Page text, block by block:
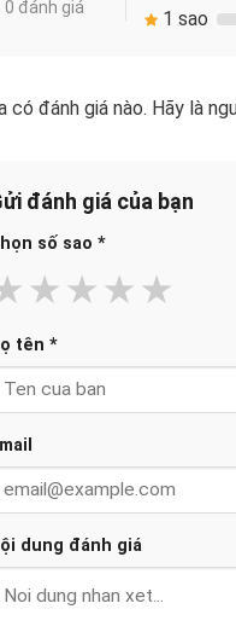
0 đánh giá
1 sao
có đánh giá nào. Hãy là
đánh giá của bạn
số sao *
★
★
★
★
tên *
dung đánh giá